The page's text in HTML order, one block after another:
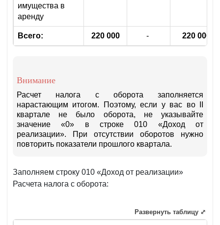
имущества в
аренду
Всего: 220 000 - 220 000
Внимание
Расчет налога с оборота заполняется
нарастающим итогом. Поэтому, если у вас во II
квартале не было оборота, не указывайте
значение «0» в строке 010 «Доход от
реализации». При отсутствии оборотов нужно
повторить показатели прошлого квартала.
Заполняем строку 010 «Доход от реализации»
Расчета налога с оборота:
Развернуть таблицу ⤢